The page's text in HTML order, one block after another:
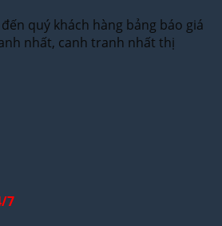
quý khách hàng bảng báo giá
nhất, canh tranh nhất thị
7